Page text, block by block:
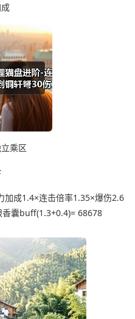
乘区
加成1.4×连击倍率1.35×爆伤2.6
香囊buff(1.3+0.4)= 68678